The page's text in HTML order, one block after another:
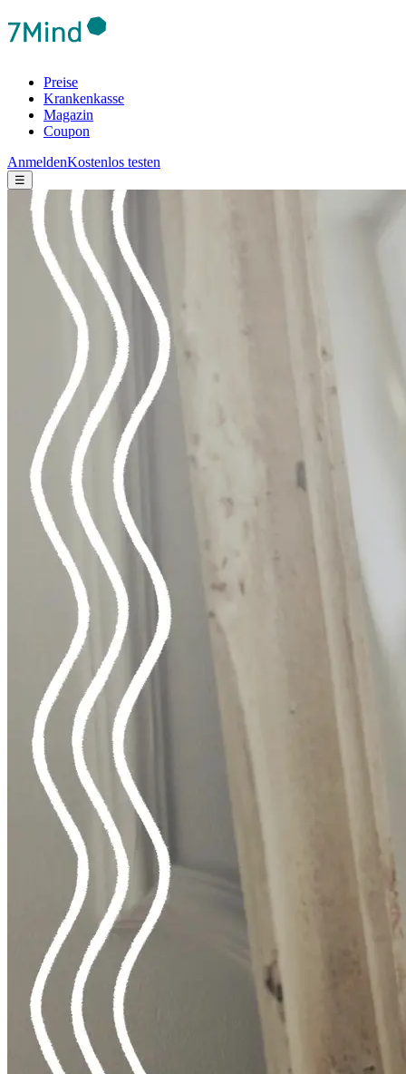
Preise
Krankenkasse
Magazin
Coupon
AnmeldenKostenlos testen
☰